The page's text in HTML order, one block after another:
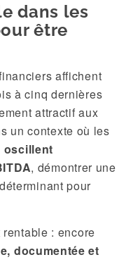
dans les
être
affichent
à cinq dernières
attractif aux
un contexte où les
oscillent
, démontrer une
pour
: encore
documentée et